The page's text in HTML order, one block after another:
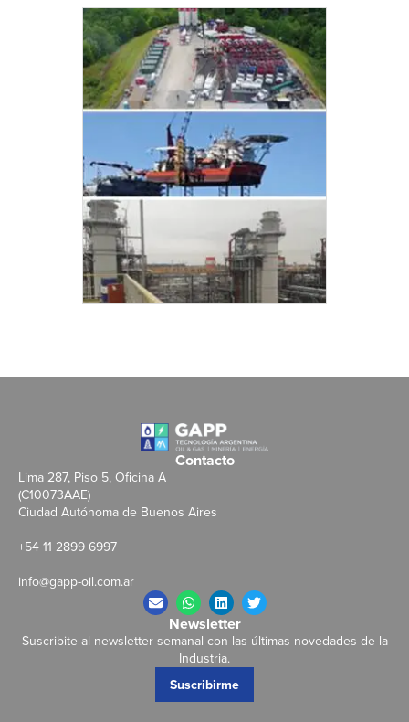
Contacto
Lima 287, Piso 5, Oficina A
(C10073AAE)
Ciudad Autónoma de Buenos Aires
+54 11 2899 6997
info@gapp-oil.com.ar
Newsletter
Suscribite al newsletter semanal con las últimas novedades de la
Industria.
Suscribirme